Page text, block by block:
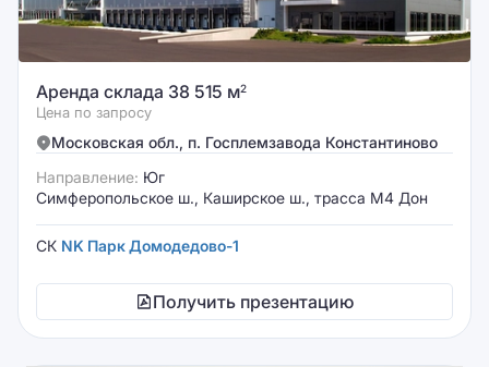
Аренда склада 38 515 м2
Цена по запросу
Московская обл., п. Госплемзавода Константиново
Направление: Юг
Симферопольское ш., Каширское ш., трасса М4 Дон
СК NK Парк Домодедово-1
Получить презентацию